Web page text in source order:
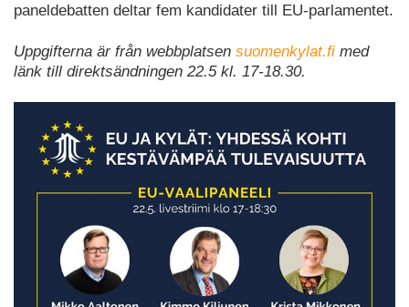
paneldebatten deltar fem kandidater till EU-parlamentet.
Uppgifterna är från webbplatsen suomenkylat.fi med
länk till direktsändningen 22.5 kl. 17-18.30.